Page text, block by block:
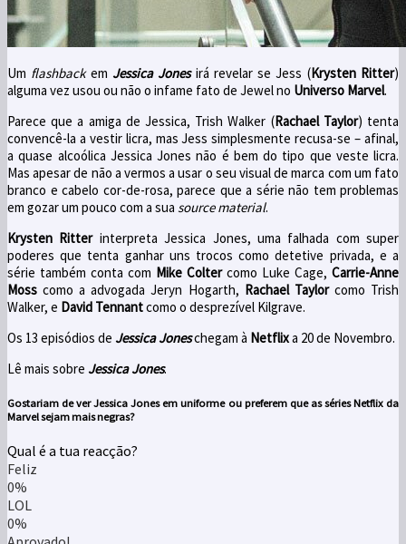
Um flashbackem Jessica Jonesirá revelar se Jess (Krysten Ritter)
alguma vez usou ou não o infame fato de Jewel no Universo Marvel.
Parece que a amiga de Jessica, Trish Walker (Rachael Taylor) tenta
convencê-la a vestir licra, mas Jess simplesmente recusa-se – afinal,
a quase alcoólica Jessica Jones não é bem do tipo que veste licra.
Mas apesar de não a vermos a usar o seu visual de marca com um fato
branco e cabelo cor-de-rosa, parece que a série não tem problemas
em gozar um pouco com a sua source material.
Krysten Ritterinterpreta Jessica Jones, uma falhada com super
poderes que tenta ganhar uns trocos como detetive privada, e a
série também conta com Mike Coltercomo Luke Cage, Carrie-Anne
Moss como a advogada Jeryn Hogarth, Rachael Taylorcomo Trish
Walker, e David Tennantcomo o desprezível Kilgrave.
Os 13 episódios de Jessica Joneschegam à Netflixa 20 de Novembro.
Lê mais sobre Jessica Jones.
Gostariam de ver Jessica Jones em uniforme ou preferem que as séries Netflix da
Marvel sejam mais negras?
Qual é a tua reacção?
Feliz
0%
LOL
0%